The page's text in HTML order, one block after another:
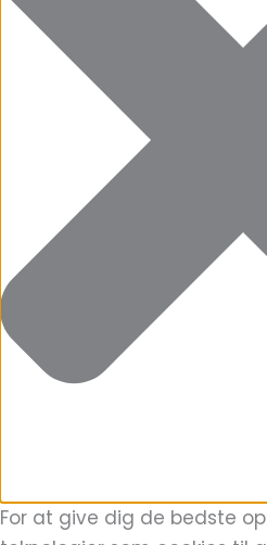
For at give dig de bedste